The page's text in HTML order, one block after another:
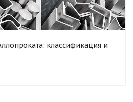
классификация и